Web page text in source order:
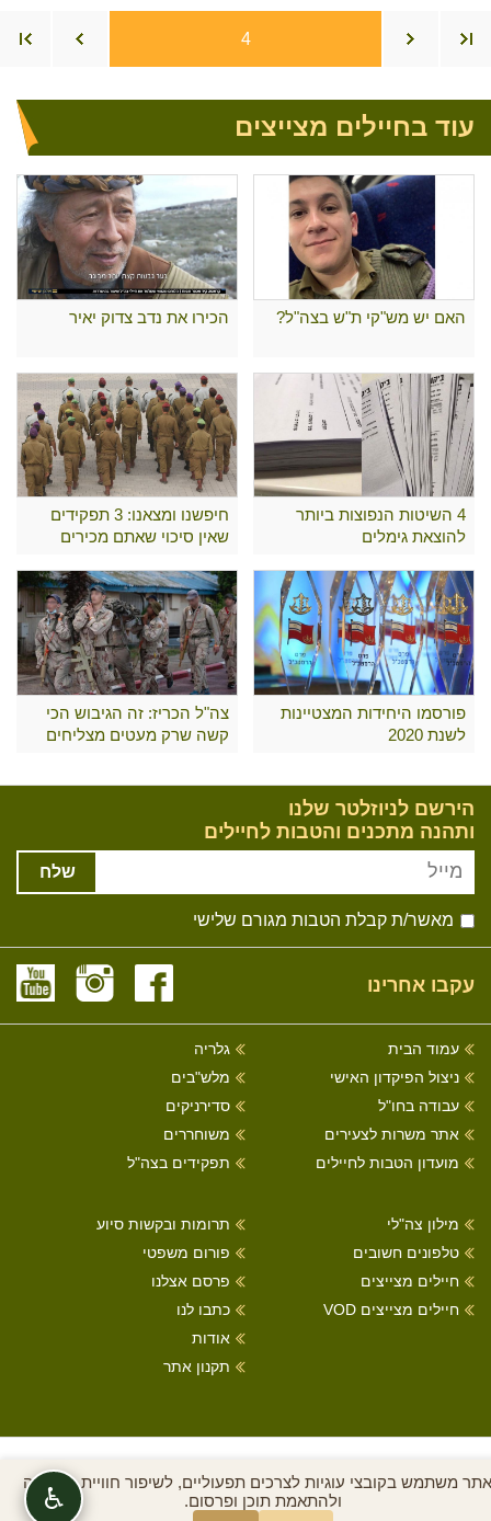
4
עוד בחיילים מצייצים
האם יש מש"קי ת"ש בצה"ל? הכירו את נדב צדוק יאיר
4 השיטות הנפוצות ביותר
להוצאת גימלים
חיפשנו ומצאנו: 3 תפקידים
שאין סיכוי שאתם מכירים
פורסמו היחידות המצטיינות
לשנת 2020
צה"ל הכריז: זה הגיבוש הכי
קשה שרק מעטים מצליחים
הירשם לניוזלטר שלנו
ותהנה מתכנים והטבות לחיילים
שלח
מאשר/ת קבלת הטבות מגורם שלישי
עקבו אחרינו
עמוד הבית
ניצול הפיקדון האישי
עבודה בחו"ל
אתר משרות לצעירים
מועדון הטבות לחיילים
גלריה
מלש"בים
סדירניקים
משוחררים
תפקידים בצה"ל
מילון צה"לי
טלפונים חשובים
חיילים מצייצים
חיילים מצייצים VOD
תרומות ובקשות סיוע
פורום משפטי
פרסם אצלנו
כתבו לנו
אודות
תקנון אתר
משתמש בקובצי עוגיות לצרכים תפעוליים, לשיפור חוויית הגלישה
ולהתאמת תוכן ופרסום.
♿